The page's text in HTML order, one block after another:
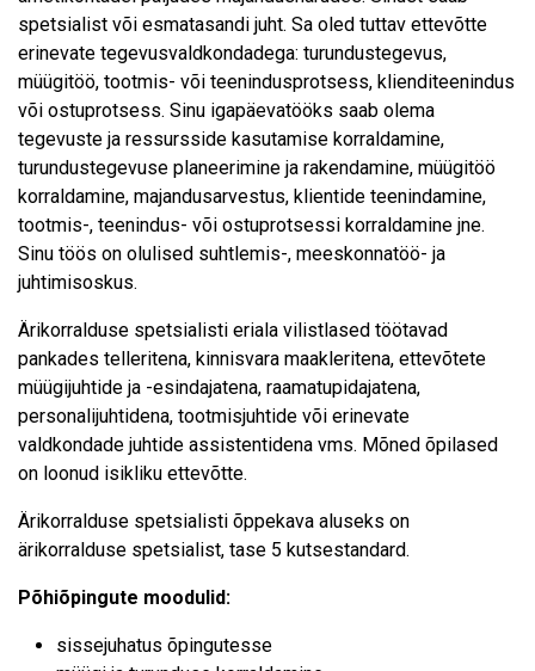
spetsialist või esmatasandi juht. Sa oled tuttav ettevõtte
erinevate tegevusvaldkondadega: turundustegevus,
müügitöö, tootmis- või teenindusprotsess, klienditeenindus
või ostuprotsess. Sinu igapäevatööks saab olema
tegevuste ja ressursside kasutamise korraldamine,
turundustegevuse planeerimine ja rakendamine, müügitöö
korraldamine, majandusarvestus, klientide teenindamine,
tootmis-, teenindus- või ostuprotsessi korraldamine jne.
Sinu töös on olulised suhtlemis-, meeskonnatöö- ja
juhtimisoskus.
Ärikorralduse spetsialisti eriala vilistlased töötavad
pankades telleritena, kinnisvara maakleritena, ettevõtete
müügijuhtide ja -esindajatena, raamatupidajatena,
personalijuhtidena, tootmisjuhtide või erinevate
valdkondade juhtide assistentidena vms. Mõned õpilased
on loonud isikliku ettevõtte.
Ärikorralduse spetsialisti õppekava aluseks on
ärikorralduse spetsialist, tase 5 kutsestandard.
Põhiõpingute moodulid:
sissejuhatus õpingutesse